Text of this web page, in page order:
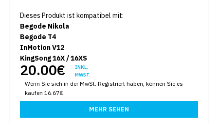
Dieses Produkt ist kompatibel mit:
Begode Nikola
Begode T4
InMotion V12
KingSong 16X / 16XS
20.00€
INKL.
MWST.
Wenn Sie sich in der MwSt. Registriert haben, können Sie es
kaufen 16.67€
MEHR SEHEN